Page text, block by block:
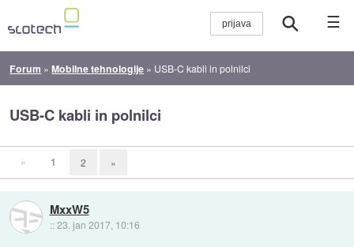
☰
Forum »Mobilne tehnologije » USB-C kabli in polnilci
USB-C kabli in polnilci
« 1 2 »
MxxW5
::23. jan 2017, 10:16